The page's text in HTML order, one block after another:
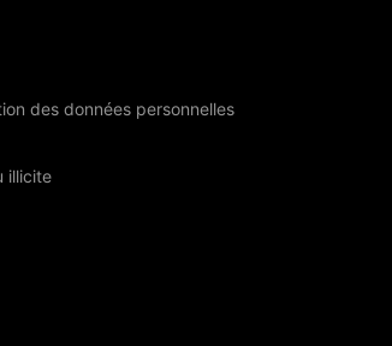
des données personnelles
illicite